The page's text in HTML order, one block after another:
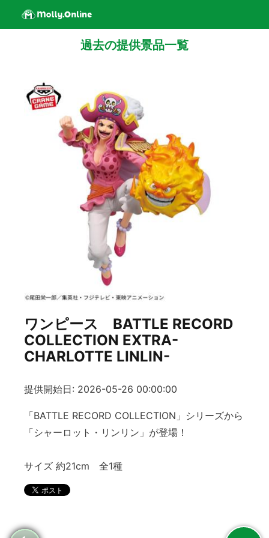
過去の提供景品一覧
ワンピース BATTLE RECORD
COLLECTION EXTRA-
CHARLOTTE LINLIN-
提供開始日: 2026-05-26 00:00:00
「BATTLE RECORD COLLECTION」シリーズから
「シャーロット・リンリン」が登場！
サイズ 約21cm 全1種